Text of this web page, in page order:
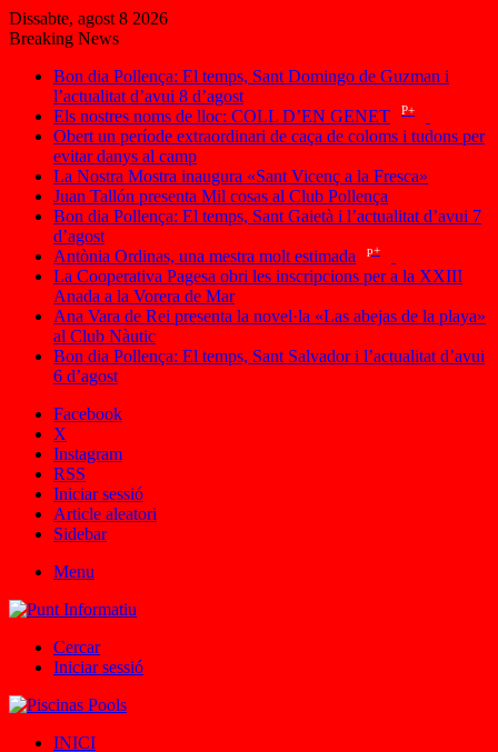
Dissabte, agost 8 2026
Breaking News
Bon dia Pollença: El temps, Sant Domingo de Guzman i
l’actualitat d’avui 8 d’agost
Els nostres noms de lloc: COLL D’EN GENET
P+
Obert un període extraordinari de caça de coloms i tudons per
evitar danys al camp
La Nostra Mostra inaugura «Sant Vicenç a la Fresca»
Juan Tallón presenta Mil cosas al Club Pollença
Bon dia Pollença: El temps, Sant Gaietà i l’actualitat d’avui 7
d’agost
Antònia Ordinas, una mestra molt estimada
p+
La Cooperativa Pagesa obri les inscripcions per a la XXIII
Anada a la Vorera de Mar
Ana Vara de Rei presenta la novel·la «Las abejas de la playa»
al Club Nàutic
Bon dia Pollença: El temps, Sant Salvador i l’actualitat d’avui
6 d’agost
Facebook
X
Instagram
RSS
Iniciar sessió
Article aleatori
Sidebar
Menu
Cercar
Iniciar sessió
INICI